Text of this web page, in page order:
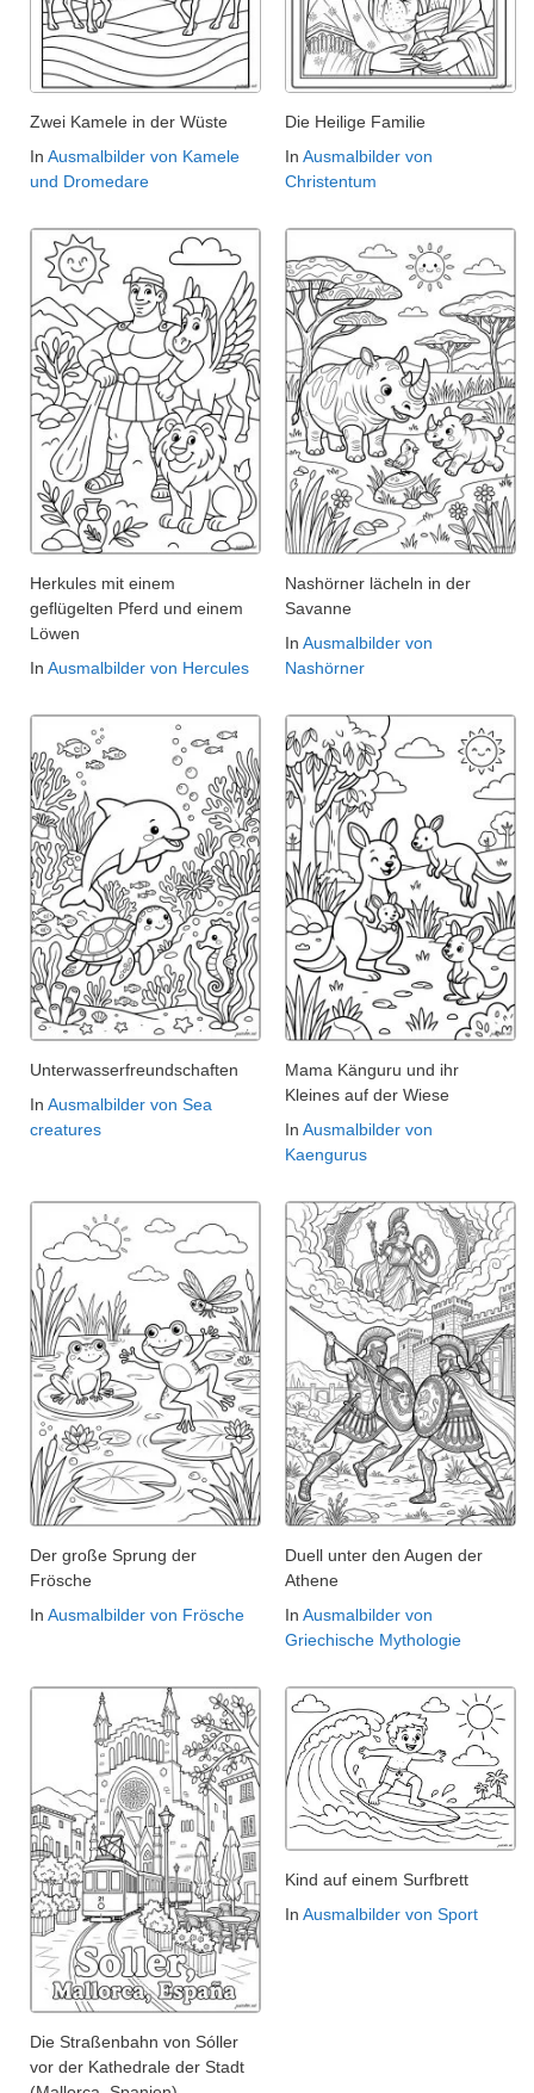
Zwei Kamele in der Wüste
In Ausmalbilder von Kamele
und Dromedare
Die Heilige Familie
In Ausmalbilder von
Christentum
Herkules mit einem
geflügelten Pferd und einem
Löwen
In Ausmalbilder von Hercules
Nashörner lächeln in der
Savanne
In Ausmalbilder von
Nashörner
Unterwasserfreundschaften
In Ausmalbilder von Sea
creatures
Mama Känguru und ihr
Kleines auf der Wiese
In Ausmalbilder von
Kaengurus
Der große Sprung der
Frösche
In Ausmalbilder von Frösche
Duell unter den Augen der
Athene
In Ausmalbilder von
Griechische Mythologie
Die Straßenbahn von Sóller
vor der Kathedrale der Stadt
Kind auf einem Surfbrett
In Ausmalbilder von Sport